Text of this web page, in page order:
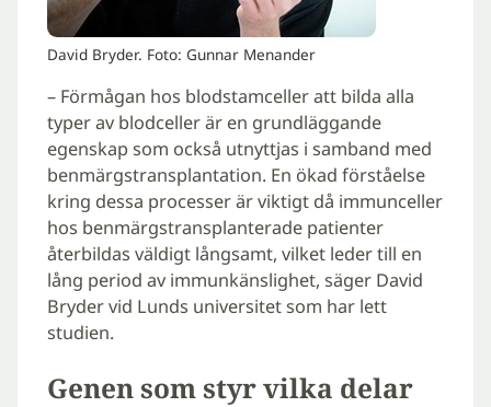
David Bryder. Foto: Gunnar Menander
– Förmågan hos blodstamceller att bilda alla
typer av blodceller är en grundläggande
egenskap som också utnyttjas i samband med
benmärgstransplantation. En ökad förståelse
kring dessa processer är viktigt då immunceller
hos benmärgstransplanterade patienter
återbildas väldigt långsamt, vilket leder till en
lång period av immunkänslighet, säger David
Bryder vid Lunds universitet som har lett
studien.
Genen som styr vilka delar